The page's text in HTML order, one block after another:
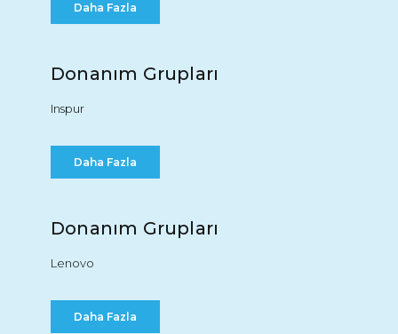
Daha Fazla
Donanım Grupları
Inspur
Daha Fazla
Donanım Grupları
Lenovo
Daha Fazla